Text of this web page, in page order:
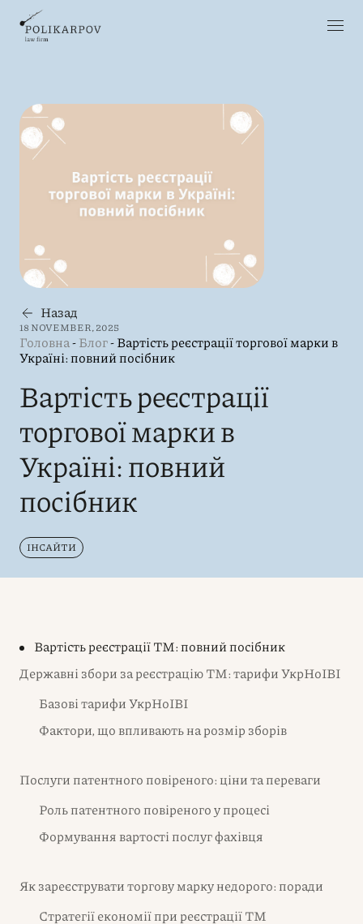
Назад
18 NOVEMBER, 2025
Головна-Блог-Вартість реєстрації торгової марки в
Україні: повний посібник
Вартість реєстрації
торгової марки в
Україні: повний
посібник
ІНСАЙТИ
Вартість реєстрації ТМ: повний посібник
Державні збори за реєстрацію ТМ: тарифи УкрНоІВІ
Базові тарифи УкрНоІВІ
Фактори, що впливають на розмір зборів
Послуги патентного повіреного: ціни та переваги
Роль патентного повіреного у процесі
Формування вартості послуг фахівця
Як зареєструвати торгову марку недорого: поради
Стратегії економії при реєстрації ТМ